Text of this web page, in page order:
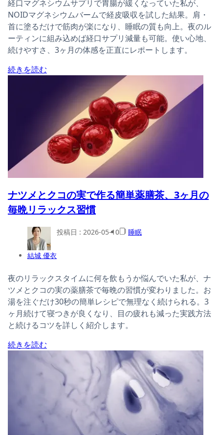
経口マグネシウムサプリで胃腸が緩くなっていた私が、
NOIDマグネシウムバームで経皮吸収を試した結果。肩・
首に塗るだけで筋肉が楽になり、睡眠の質も向上。夜のル
ーティンに組み込めば経口サプリ減量も可能。使い心地、
続けやすさ、3ヶ月の体感を正直にレポートします。
続きを読む
ナツメとクコの実で作る簡単薬膳茶、3ヶ月の
毎晩リラックス習慣
結城 優衣
投稿日 : 2026-05-10 睡眠
夜のリラックスタイムに何を飲もうか悩んでいた私が、ナ
ツメとクコの実の薬膳茶で毎晩の習慣が変わりました。お
湯を注ぐだけ30秒の簡単レシピで無理なく続けられる。3
ヶ月続けて寝つきが良くなり、目の疲れも減った実践方法
と続けるコツを詳しく紹介します。
続きを読む